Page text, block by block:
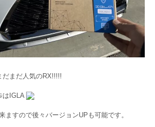
だまだ人気のRX!!!!!
はIGLA
ますので後々バージョンUPも可能です。